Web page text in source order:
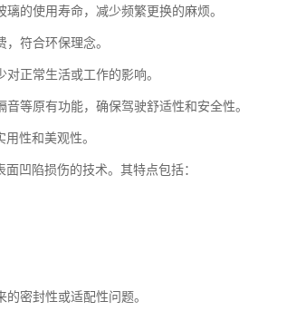
的使用寿命，减少频繁更换的麻烦。
符合环保理念。
正常生活或工作的影响。
等原有功能，确保驾驶舒适性和安全性。
性和美观性。
凹陷损伤的技术。其特点包括：
密封性或适配性问题。